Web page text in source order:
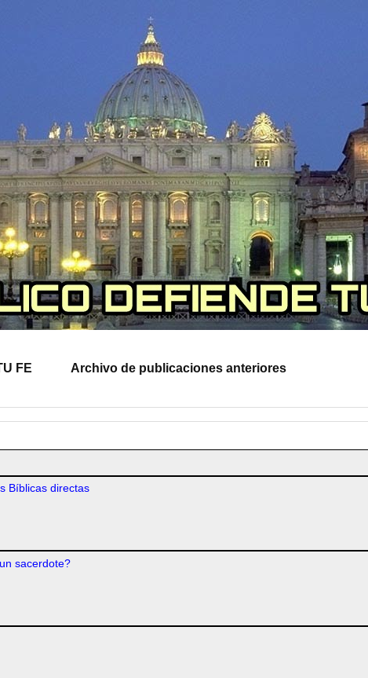
FE Archivo de publicaciones anteriores
Bíblicas directas
sacerdote?